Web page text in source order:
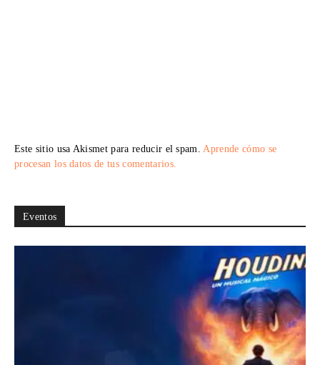
Este sitio usa Akismet para reducir el spam. Aprende cómo se
procesan los datos de tus comentarios.
Eventos